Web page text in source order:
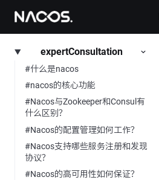
expertConsultation
#什么是nacos
#nacos的核心功能
#Nacos与Zookeeper和Consul有
什么区别？
#Nacos的配置管理如何工作？
#Nacos支持哪些服务注册和发现
协议？
#Nacos的高可用性如何保证？